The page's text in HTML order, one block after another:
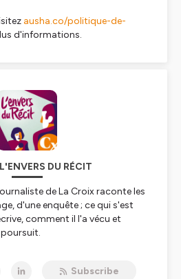
ausha.co/politique-de-
d'informations.
DU RÉCIT
deLa Croixraconte les
d'une enquête ; ce qui s'est
comment il l'a vécu et
l'histoire d'un article ou
Subscribe